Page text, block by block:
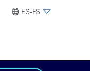
ES-ES